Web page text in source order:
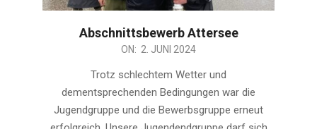
Abschnittsbewerb Attersee
ON: 2. JUNI 2024
Trotz schlechtem Wetter und
dementsprechenden Bedingungen war die
Jugendgruppe und die Bewerbsgruppe erneut